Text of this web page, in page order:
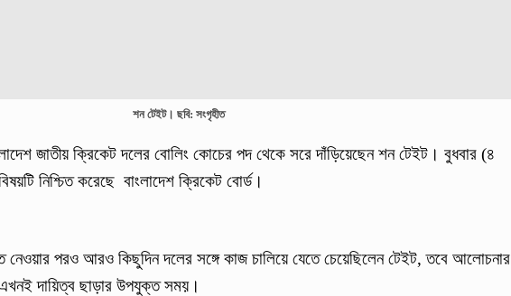
শন টেইট। ছবি: সংগৃহীত
জাতীয় ক্রিকেট দলের বোলিং কোচের পদ থেকে সরে দাঁড়িয়েছেন শন টেইট। বুধবার (৪
নিশ্চিত করেছে বাংলাদেশ ক্রিকেট বোর্ড।
নেওয়ার পরও আরও কিছুদিন দলের সঙ্গে কাজ চালিয়ে যেতে চেয়েছিলেন টেইট, তবে আলোচনার
দায়িত্ব ছাড়ার উপযুক্ত সময়।